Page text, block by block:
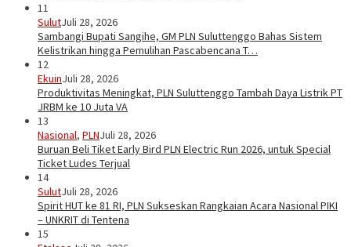
11
SulutJuli 28, 2026
Sambangi Bupati Sangihe, GM PLN Suluttenggo Bahas Sistem
Kelistrikan hingga Pemulihan Pascabencana T…
12
EkuinJuli 28, 2026
Produktivitas Meningkat, PLN Suluttenggo Tambah Daya Listrik PT
JRBM ke 10 Juta VA
13
Nasional, PLNJuli 28, 2026
Buruan Beli Tiket Early Bird PLN Electric Run 2026, untuk Special
Ticket Ludes Terjual
14
SulutJuli 28, 2026
Spirit HUT ke 81 RI, PLN Sukseskan Rangkaian Acara Nasional PIKI
– UNKRIT di Tentena
15